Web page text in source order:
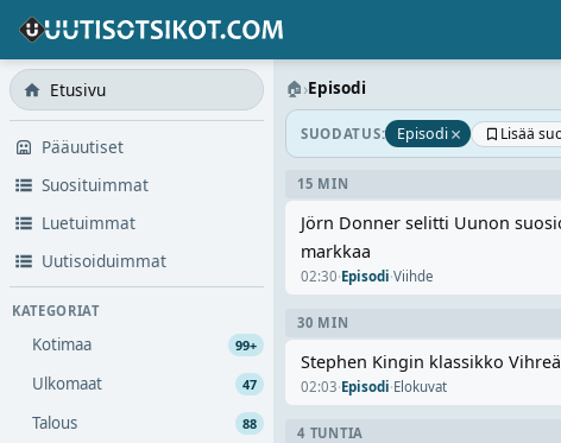
Etusivu
Pääuutiset
Suosituimmat
Luetuimmat
Uutisoiduimmat
KATEGORIAT
Kotimaa 99+
Ulkomaat 47
Talous 88
🏠›Episodi
SUODATUS: Episodi× Lisää
15 MIN
Jörn Donner selitti Uunon
markkaa
02:30·Episodi·Viihde
30 MIN
Stephen Kingin klassikko
02:03·Episodi·Elokuvat
4 TUNTIA